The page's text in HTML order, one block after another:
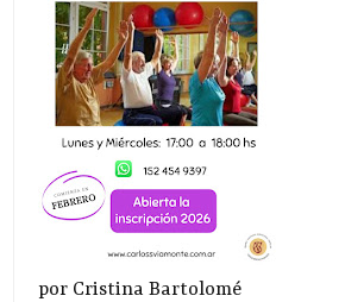
por Cristina Bartolomé